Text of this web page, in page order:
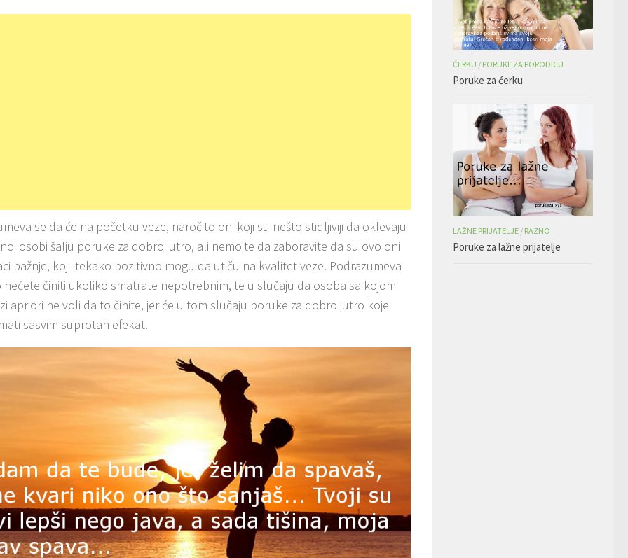
se da će na početku veze, naročito oni koji su nešto stidljiviji da oklevaju
osobi šalju poruke za dobro jutro, ali nemojte da zaboravite da su ovo oni
pažnje, koji itekako pozitivno mogu da utiču na kvalitet veze. Podrazumeva
nećete činiti ukoliko smatrate nepotrebnim, te u slučaju da osoba sa kojom
apriori ne voli da to činite, jer će u tom slučaju poruke za dobro jutro koje
sasvim suprotan efekat.
ĆERKU / PORUKE ZA PORODICU
Poruke za ćerku
LAŽNE PRIJATELJE / RAZNO
Poruke za lažne prijatelje